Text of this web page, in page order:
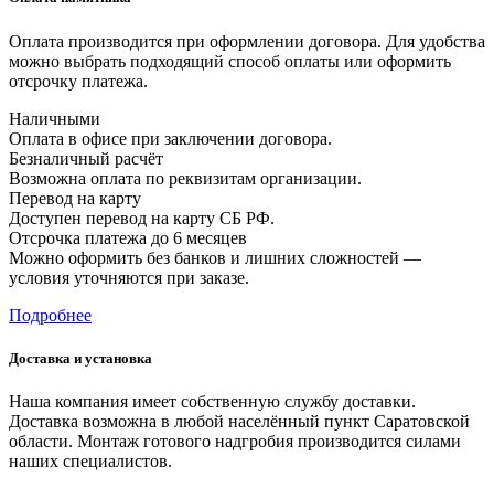
Оплата производится при оформлении договора. Для удобства
можно выбрать подходящий способ оплаты или оформить
отсрочку платежа.
Наличными
Оплата в офисе при заключении договора.
Безналичный расчёт
Возможна оплата по реквизитам организации.
Перевод на карту
Доступен перевод на карту СБ РФ.
Отсрочка платежа до 6 месяцев
Можно оформить без банков и лишних сложностей —
условия уточняются при заказе.
Подробнее
Доставка и установка
Наша компания имеет собственную службу доставки.
Доставка возможна в любой населённый пункт Саратовской
области. Монтаж готового надгробия производится силами
наших специалистов.